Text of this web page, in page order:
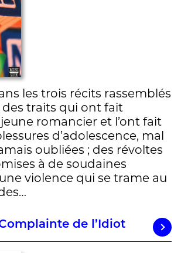
les trois récits rassemblés
traits qui ont fait
romancier et l’ont fait
d’adolescence, mal
oubliées ; des révoltes
à de soudaines
violence qui se trame au
de l’Idiot